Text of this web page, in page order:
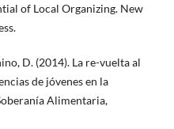
of Local Organizing. New
D. (2014). La re-vuelta al
de jóvenes en la
Alimentaria,